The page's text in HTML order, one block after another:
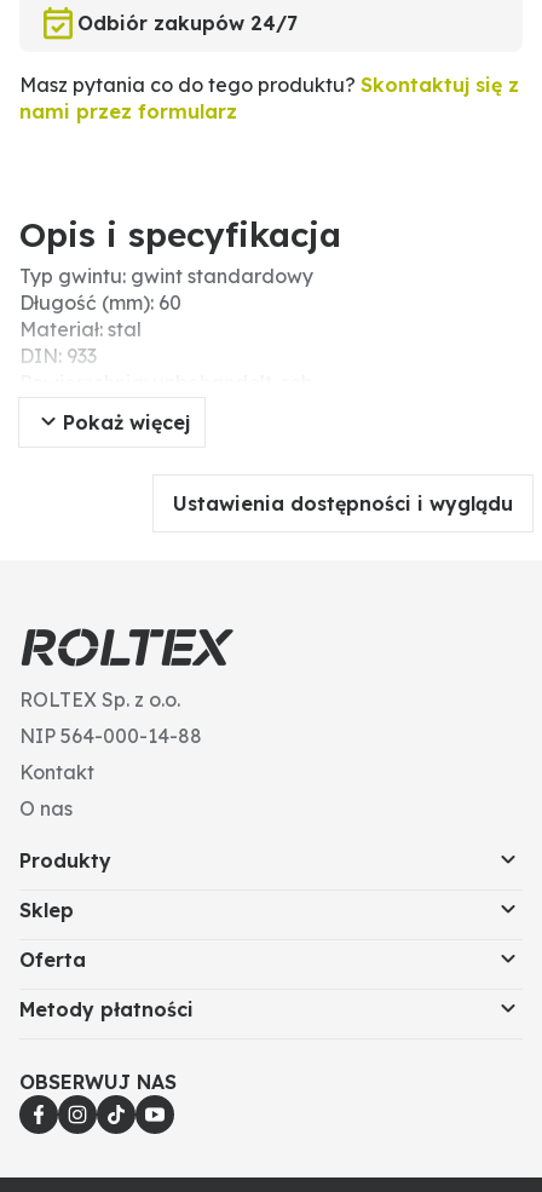
Odbiór zakupów 24/7
Masz pytania co do tego produktu? Skontaktuj się z
nami przez formularz
Opis i specyfikacja
Typ gwintu: gwint standardowy
Długość (mm): 60
Materiał: stal
DIN: 933
Gwint: M16
Ø D (mm): 16
Wytrzymałość: 10.9
Pokaż więcej
Ustawienia dostępności i wyglądu
ROLTEX Sp. z o.o.
NIP 564-000-14-88
Kontakt
O nas
Produkty
Sklep
Oferta
Metody płatności
OBSERWUJ NAS